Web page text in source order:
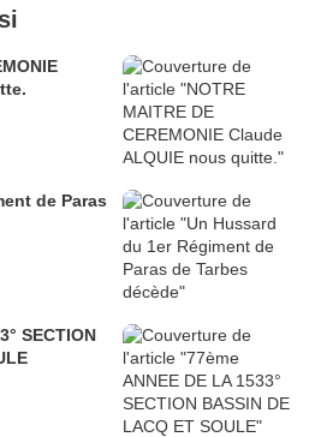
de Paras
SECTION